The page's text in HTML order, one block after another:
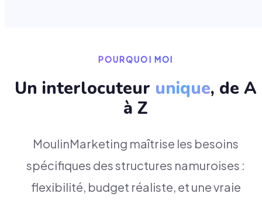
POURQUOI MOI
Un interlocuteur unique, de A
à Z
MoulinMarketing maîtrise les besoins
spécifiques des structures namuroises :
flexibilité, budget réaliste, et une vraie